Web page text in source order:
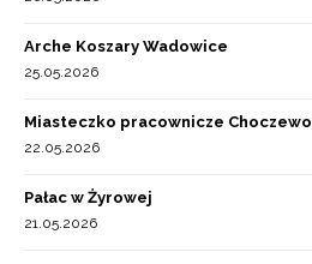
Arche Koszary Wadowice
25.05.2026
Miasteczko pracownicze Choczewo
22.05.2026
Pałac w Żyrowej
21.05.2026